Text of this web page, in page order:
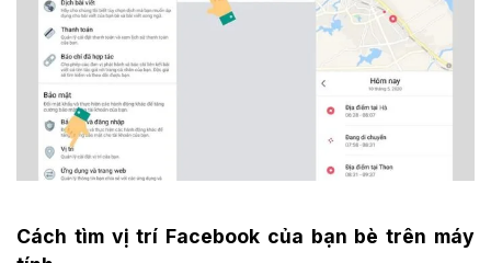
Cách tìm vị trí Facebook của bạn bè trên máy